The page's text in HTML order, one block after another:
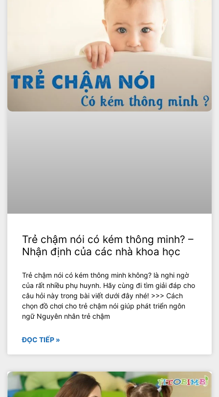
Trẻ chậm nói có kém thông minh? –
Nhận định của các nhà khoa học
Trẻ chậm nói có kém thông minh không? là nghi ngờ
của rất nhiều phụ huynh. Hãy cùng đi tìm giải đáp cho
câu hỏi này trong bài viết dưới đây nhé! >>> Cách
chọn đồ chơi cho trẻ chậm nói giúp phát triển ngôn
ngữ Nguyên nhân trẻ chậm
ĐỌC TIẾP »